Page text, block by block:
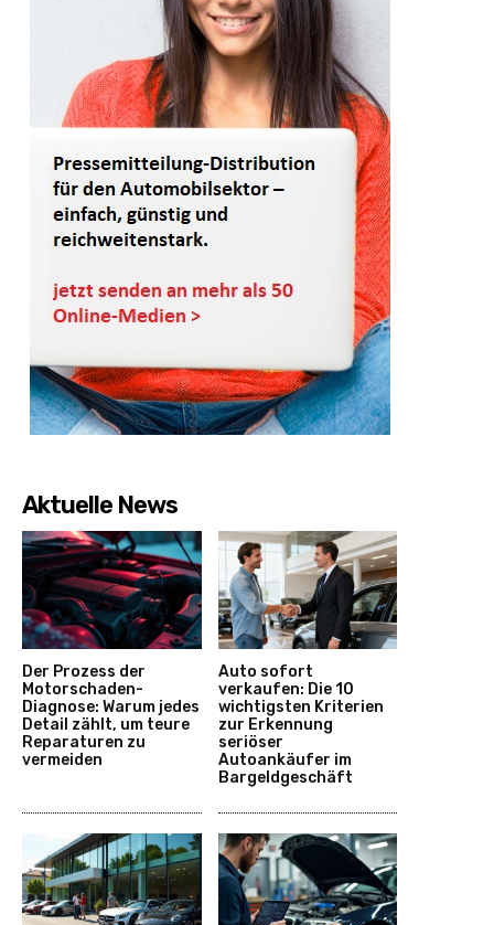
Aktuelle News
Der Prozess der
Motorschaden-
Diagnose: Warum jedes
Detail zählt, um teure
Reparaturen zu
vermeiden
Auto sofort
verkaufen: Die 10
wichtigsten Kriterien
zur Erkennung
seriöser
Autoankäufer im
Bargeldgeschäft